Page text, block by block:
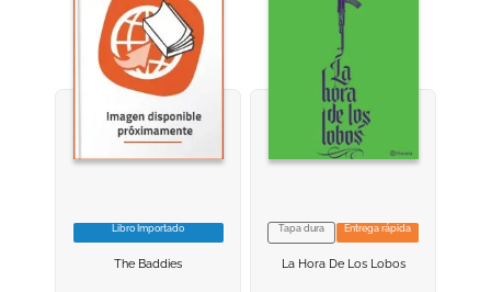
VER INFORMACION
Libro Importado
The Baddies
VER INFORMACION
Tapa dura Entrega rápida
La Hora De Los Lobos